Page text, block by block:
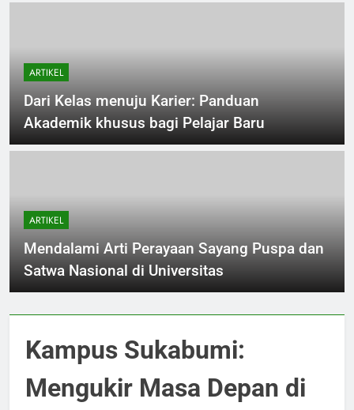
ARTIKEL
Dari Kelas menuju Karier: Panduan
Akademik khusus bagi Pelajar Baru
ARTIKEL
Mendalami Arti Perayaan Sayang Puspa dan
Satwa Nasional di Universitas
Kampus Sukabumi:
Mengukir Masa Depan di